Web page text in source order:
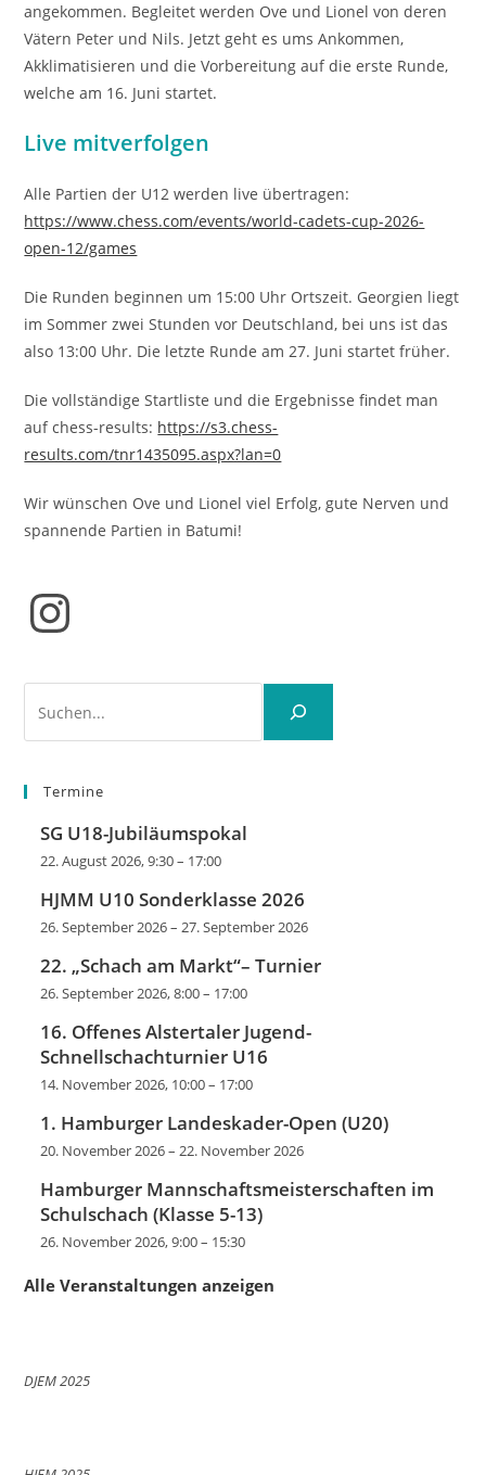
angekommen. Begleitet werden Ove und Lionel von deren
Vätern Peter und Nils. Jetzt geht es ums Ankommen,
Akklimatisieren und die Vorbereitung auf die erste Runde,
welche am 16. Juni startet.
Live mitverfolgen
Alle Partien der U12 werden live übertragen:
https://www.chess.com/events/world-cadets-cup-2026-
open-12/games
Die Runden beginnen um 15:00 Uhr Ortszeit. Georgien liegt
im Sommer zwei Stunden vor Deutschland, bei uns ist das
also 13:00 Uhr. Die letzte Runde am 27. Juni startet früher.
Die vollständige Startliste und die Ergebnisse findet man
auf chess-results: https://s3.chess-
results.com/tnr1435095.aspx?lan=0
Wir wünschen Ove und Lionel viel Erfolg, gute Nerven und
spannende Partien in Batumi!
Instagram
Termine
SG U18-Jubiläumspokal
22. August 2026, 9:30– 17:00
HJMM U10 Sonderklasse 2026
26. September 2026–27. September 2026
22. „Schach am Markt“– Turnier
26. September 2026, 8:00– 17:00
16. Offenes Alstertaler Jugend-
Schnellschachturnier U16
14. November 2026, 10:00– 17:00
1. Hamburger Landeskader-Open (U20)
20. November 2026–22. November 2026
Hamburger Mannschaftsmeisterschaften im
Schulschach (Klasse 5-13)
26. November 2026, 9:00– 15:30
Alle Veranstaltungen anzeigen
DJEM 2025